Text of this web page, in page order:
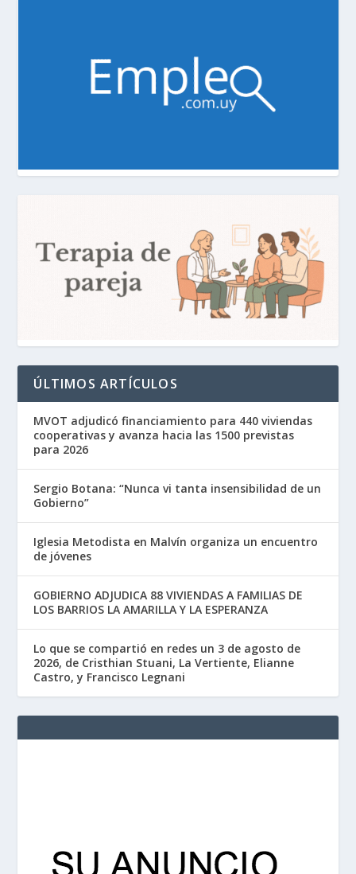
ÚLTIMOS ARTÍCULOS
MVOT adjudicó financiamiento para 440 viviendas
cooperativas y avanza hacia las 1500 previstas
para 2026
Sergio Botana: “Nunca vi tanta insensibilidad de un
Gobierno”
Iglesia Metodista en Malvín organiza un encuentro
de jóvenes
GOBIERNO ADJUDICA 88 VIVIENDAS A FAMILIAS DE
LOS BARRIOS LA AMARILLA Y LA ESPERANZA
Lo que se compartió en redes un 3 de agosto de
2026, de Cristhian Stuani, La Vertiente, Elianne
Castro, y Francisco Legnani